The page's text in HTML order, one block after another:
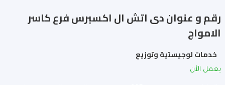
رقم و عنوان دى اتش ال اكسبرس فرع كاسر
الامواج
خدمات لوجيستية وتوزيع
يعمل الأن